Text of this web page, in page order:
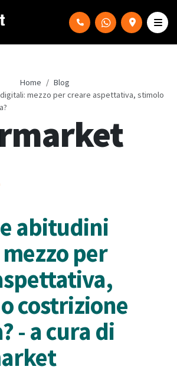
Home
Blog
mezzo per creare aspettativa, stimolo
abitudini
per
costrizione
- a cura di